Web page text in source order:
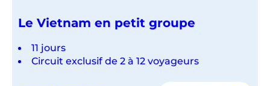
Le Vietnam en petit groupe
11 jours
Circuit exclusif de 2 à 12 voyageurs